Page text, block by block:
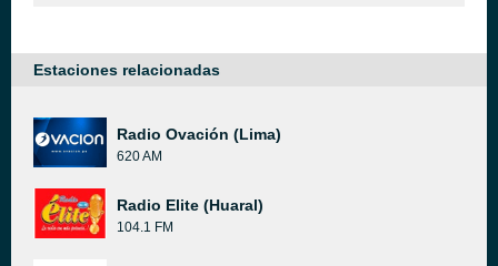
Estaciones relacionadas
Radio Ovación (Lima)
620 AM
Radio Elite (Huaral)
104.1 FM